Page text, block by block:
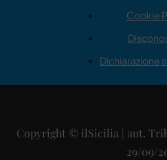
Cookie
Dichiarazione
Copyright © ilSicilia | aut.
29/09/